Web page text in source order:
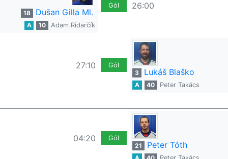
18 Dušan Gilla Ml.
A 10 Adam Ridarčík
Gól 26:00
27:10
Gól
3
Lukáš Blaško
A 40 Peter Takács
04:20
Gól
21
Peter Tóth